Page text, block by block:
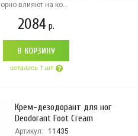
влияют на ко...
2084 р.
В КОРЗИНУ
осталось 1 шт
Крем-дезодорант для ног
Deodorant Foot Cream
Артикул:
11435